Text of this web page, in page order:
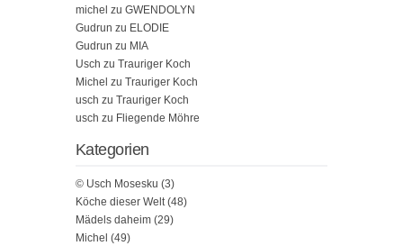
michel zu GWENDOLYN
Gudrun zu ELODIE
Gudrun zu MIA
Usch zu Trauriger Koch
Michel zu Trauriger Koch
usch zu Trauriger Koch
usch zu Fliegende Möhre
Kategorien
© Usch Mosesku (3)
Köche dieser Welt(48)
Mädels daheim (29)
Michel (49)